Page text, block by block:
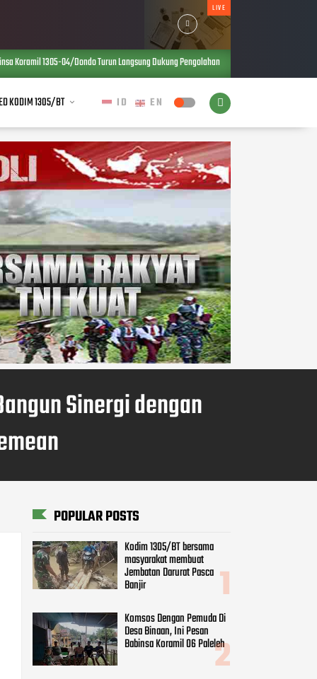
LIVE
Turun Langsung Dukung Pengolahan Kopra, Perkuat Ketahanan Pangan dan Ekonomi
KODIM 1305/BT
Sinergi dengan
POPULAR POSTS
Kodim 1305/BT bersama
masyarakat membuat
Jembatan Darurat Pasca
Banjir
Komsos Dengan Pemuda Di
Desa Binaan, Ini Pesan
Babinsa Koramil 06 Paleleh